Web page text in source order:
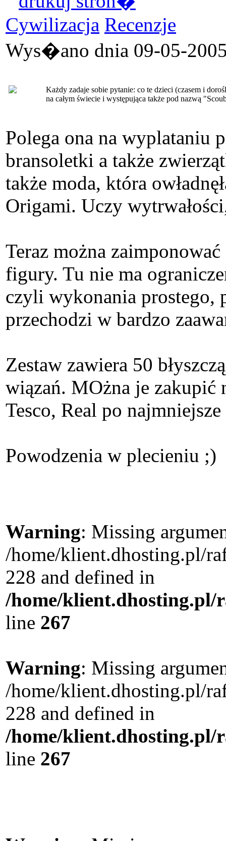
Cywilizacja Recenzje
Wys�ano dnia 09-05-
Każdy zadaje sobie pytanie: co te dzieci (czasem i
na całym świecie i występująca także pod nazwą
Polega ona na wyplataniu
bransoletki a także
także moda, która
Origami. Uczy
Teraz można
figury. Tu nie ma
czyli wykonania prostego,
przechodzi w bardzo
Zestaw zawiera 50
wiązań. MOżna je zakupić
Tesco, Real po
Powodzenia w plecieniu ;)
Warning: Missing
/home/klient.dhosting.pl/
228 and defined in
/home/klient.dhosting.pl/
line 267
Warning: Missing
/home/klient.dhosting.pl/
228 and defined in
/home/klient.dhosting.pl/
line 267